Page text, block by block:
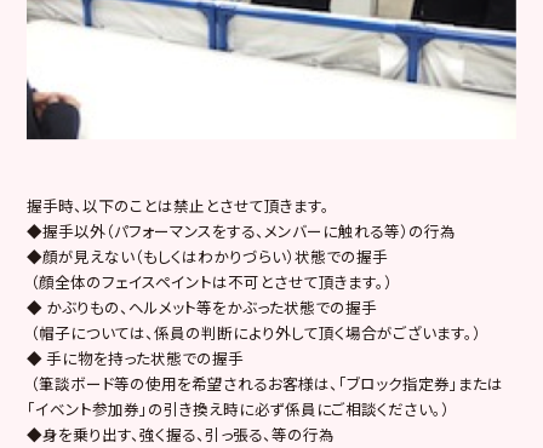
握手時、以下のことは禁止とさせて頂きます。
◆握手以外（パフォーマンスをする、メンバーに触れる等）の行為
◆顔が見えない（もしくはわかりづらい）状態での握手
（顔全体のフェイスペイントは不可とさせて頂きます。）
◆ かぶりもの、ヘルメット等をかぶった状態での握手
（帽子については、係員の判断により外して頂く場合がございます。）
◆ 手に物を持った状態での握手
（筆談ボード等の使用を希望されるお客様は、「ブロック指定券」または
「イベント参加券」の引き換え時に必ず係員にご相談ください。）
◆身を乗り出す、強く握る、引っ張る、等の行為